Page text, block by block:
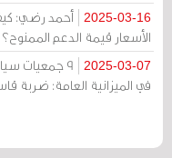
2025-03-16
أحمد رضي:
الأسعار قيمة الدعم الممنوح؟
2025-03-07
9 جمعيات
في الميزانية العامة: ضربة